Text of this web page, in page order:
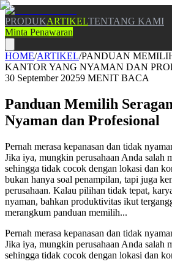
PRODUKARTIKELTENTANG KAMI
Minta Penawaran
HOME/ARTIKEL/PANDUAN
KANTOR YANG NYAMAN DAN
30 September 20259 MENIT BACA
Panduan Memilih
Nyaman dan Profesional
Pernah merasa kepanasan dan tidak
Jika iya, mungkin perusahaan Anda salah
sehingga tidak cocok dengan lokasi dan
bukan hanya soal penampilan, tapi juga
perusahaan. Kalau pilihan tidak tepat,
nyaman, bahkan produktivitas ikut
merangkum panduan memilih...
Pernah merasa kepanasan dan tidak
Jika iya, mungkin perusahaan Anda salah
sehingga tidak cocok dengan lokasi dan